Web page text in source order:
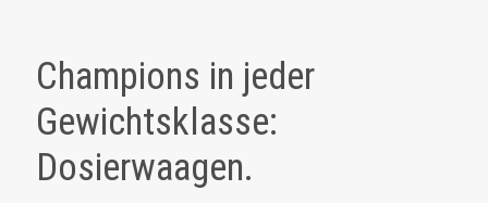
Champions in jeder
Gewichtsklasse:
Dosierwaagen.